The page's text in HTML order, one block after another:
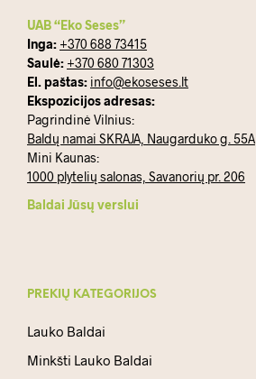
UAB “Eko Seses”
Inga: +370 688 73415
Saulė: +370 680 71303
El. paštas: info@ekoseses.lt
Ekspozicijos adresas:
Pagrindinė Vilnius:
Baldų namai SKRAJA, Naugarduko g. 55A
Mini Kaunas:
1000 plytelių salonas, Savanorių pr. 206
Baldai Jūsų verslui
PREKIŲ KATEGORIJOS
Lauko Baldai
Minkšti Lauko Baldai